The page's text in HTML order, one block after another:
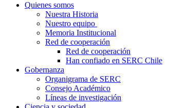
Quienes somos
Nuestra Historia
Nuestro equipo
Memoria Institucional
Red de cooperación
Red de cooperación
Han confiado en SERC Chile
Gobernanza
Organigrama de SERC
Consejo Académico
Líneas de investigación